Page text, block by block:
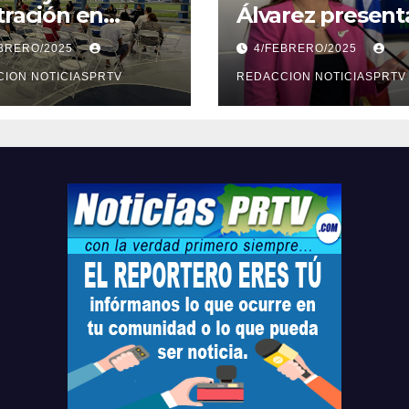
en
sobre
en
2025
NOTICIASPRTV
Álvarez
medidas ante la
violencia en el
noviazgo
4/FEBRERO/2025
REDACCION NOTICIASPRTV